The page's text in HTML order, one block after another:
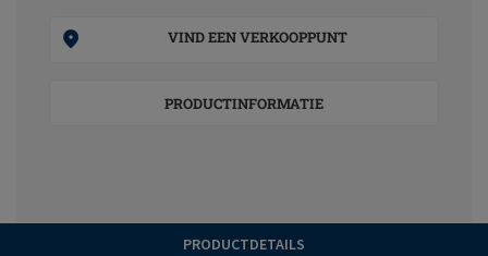
VIND EEN VERKOOPPUNT
PRODUCTINFORMATIE
PRODUCTDETAILS